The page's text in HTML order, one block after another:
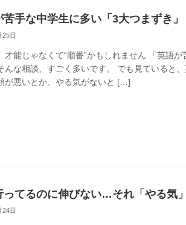
苦手な中学生に多い「3大つまずき」
25日
才能じゃなくて“順番”かもしれません 「英語
な相談、すごく多いです。 でも見ていると
が悪いとか、やる気がないと […]
ってるのに伸びない…それ「やる気
24日